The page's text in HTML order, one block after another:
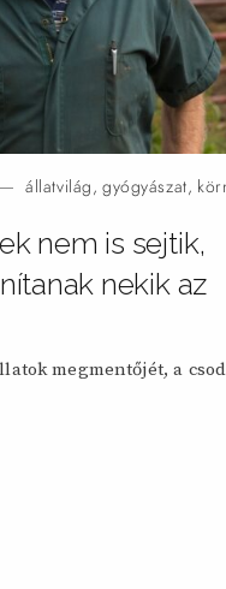
állatvilág,gyógyászat,
nem is sejtik,
nekik az
megmentőjét, a